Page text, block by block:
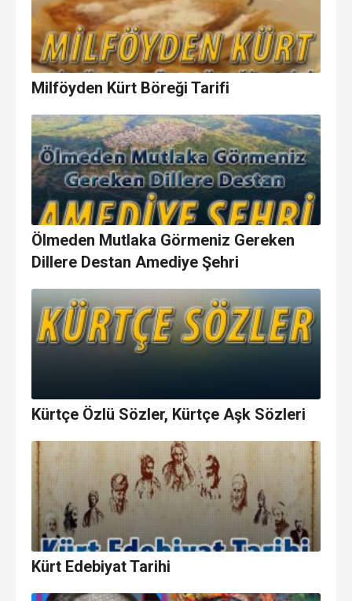
Milföyden Kürt Böreği Tarifi
Ölmeden Mutlaka Görmeniz Gereken
Dillere Destan Amediye Şehri
Kürtçe Özlü Sözler, Kürtçe Aşk Sözleri
Kürt Edebiyat Tarihi